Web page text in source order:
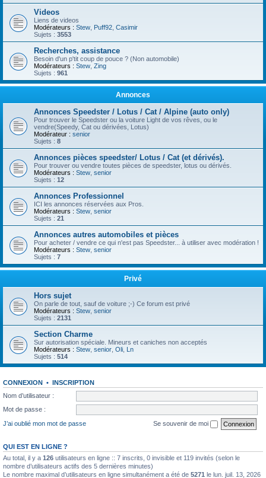
Videos
Liens de videos
Modérateurs : Stew Puff92 Casimir
Sujets : 3553
Recherches, assistance
Besoin d'un p'tit coup de pouce ? (Non automobile)
Modérateurs : Stew Zing
Sujets : 961
Annonces
Annonces Speedster / Lotus / Cat / Alpine (auto only)
Pour trouver le Speedster ou la voiture Light de vos rêves, ou le
vendre(Speedy, Cat ou dérivées, Lotus)
Modérateur : senior
Sujets : 8
Annonces pièces speedster/ Lotus / Cat (et dérivés).
Pour trouver ou vendre toutes pièces de speedster, lotus ou dérivés.
Modérateurs : Stew senior
Sujets : 12
Annonces Professionnel
ICI les annonces réservées aux Pros.
Modérateurs : Stew senior
Sujets : 21
Annonces autres automobiles et pièces
Pour acheter / vendre ce qui n'est pas Speedster... à utiliser avec modération !
Modérateurs : Stew senior
Sujets : 7
Privé
Hors sujet
On parle de tout, sauf de voiture ;-) Ce forum est privé
Modérateurs : Stew senior
Sujets : 2131
Section Charme
Sur autorisation spéciale. Mineurs et caniches non acceptés
Modérateurs : Stew senior Oli Ln
Sujets : 514
CONNEXION • INSCRIPTION
Nom d’utilisateur :
Mot de passe :
J’ai oublié mon mot de passe
Se souvenir de moi
QUI EST EN LIGNE ?
Au total, il y a 126 utilisateurs en ligne :: 7 inscrits, 0 invisible et 119 invités (selon le
nombre d’utilisateurs actifs des 5 dernières minutes)
Le nombre maximal d’utilisateurs en ligne simultanément a été de 5271 le lun. juil. 13, 2026